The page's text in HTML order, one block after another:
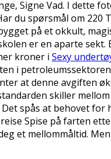
Signe Vad. I dette
du spørsmål om
på et okkult,
er en aparte
kroner i Sexy
i
at denne avgiften
skiller
spås at behovet
Spise på farten
et mellommåltid.